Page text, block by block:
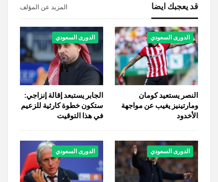
قد يعجبك ايضا المزيد عن المؤلف
الدورى السعودي
النصر يستعيد كومان
ومارتينيز يغيب عن مواجهة
الأخدود
الدورى السعودي
الجابر يستبعد إقالة إنزاجي:
ستكون خطوة كارثية للزعيم
في هذا التوقيت
الدورى السعودي الدورى السعودي